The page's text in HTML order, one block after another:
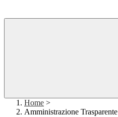
Home >
Amministrazione Trasparente